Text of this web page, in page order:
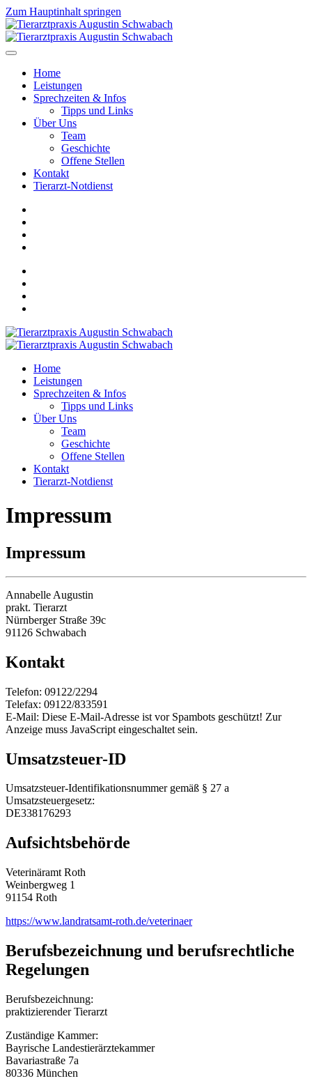
Zum Hauptinhalt springen
Home
Leistungen
Sprechzeiten & Infos
Tipps und Links
Über Uns
Team
Geschichte
Offene Stellen
Kontakt
Tierarzt-Notdienst
Home
Leistungen
Sprechzeiten & Infos
Tipps und Links
Über Uns
Team
Geschichte
Offene Stellen
Kontakt
Tierarzt-Notdienst
Impressum
Impressum
Annabelle Augustin
prakt. Tierarzt
Nürnberger Straße 39c
91126 Schwabach
Kontakt
Telefon: 09122/2294
Telefax: 09122/833591
E-Mail: Diese E-Mail-Adresse ist vor Spambots geschützt! Zur
Anzeige muss JavaScript eingeschaltet sein.
Umsatzsteuer-ID
Umsatzsteuer-Identifikationsnummer gemäß § 27 a
Umsatzsteuergesetz:
DE338176293
Aufsichtsbehörde
Veterinäramt Roth
Weinbergweg 1
91154 Roth
https://www.landratsamt-roth.de/veterinaer
Berufsbezeichnung und berufsrechtliche
Regelungen
Berufsbezeichnung:
praktizierender Tierarzt
Zuständige Kammer:
Bayrische Landestierärztekammer
Bavariastraße 7a
80336 München